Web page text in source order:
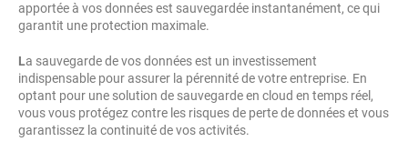
apportée à vos données est sauvegardée instantanément, ce qui
garantit une protection maximale.
La sauvegarde de vos données est un investissement
indispensable pour assurer la pérennité de votre entreprise. En
optant pour une solution de sauvegarde en cloud en temps réel,
vous vous protégez contre les risques de perte de données et vous
garantissez la continuité de vos activités.